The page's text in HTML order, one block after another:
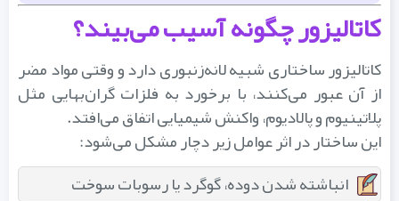
کاتالیزور چگونه آسیب می‌بیند؟
کاتالیزور ساختاری شبیه لانه‌زنبوری دارد و وقتی مواد مضر
از آن عبور می‌کنند، با برخورد به فلزات گران‌بهایی مثل
پلاتینیوم و پالادیوم، واکنش شیمیایی اتفاق می‌افتد.
این ساختار در اثر عوامل زیر دچار مشکل می‌شود:
انباشته شدن دوده، گوگرد یا رسوبات سوخت